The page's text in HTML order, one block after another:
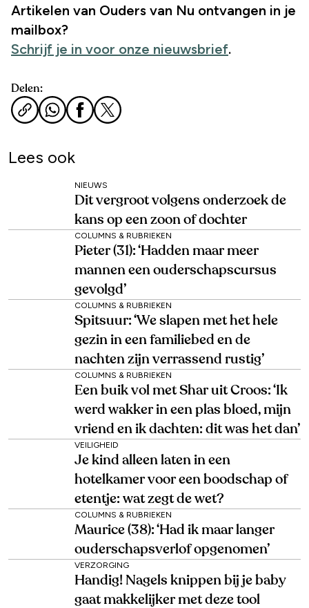
Artikelen van Ouders van Nu ontvangen in je
mailbox?
Schrijf je in voor onze nieuwsbrief.
Delen:
Lees ook
NIEUWS
Dit vergroot volgens onderzoek de
kans op een zoon of dochter
COLUMNS & RUBRIEKEN
Pieter (31): ‘Hadden maar meer
mannen een ouderschapscursus
gevolgd’
COLUMNS & RUBRIEKEN
Spitsuur: ‘We slapen met het hele
gezin in een familiebed en de
nachten zijn verrassend rustig’
COLUMNS & RUBRIEKEN
Een buik vol met Shar uit Croos: ‘Ik
werd wakker in een plas bloed, mijn
vriend en ik dachten: dit was het dan’
VEILIGHEID
Je kind alleen laten in een
hotelkamer voor een boodschap of
etentje: wat zegt de wet?
COLUMNS & RUBRIEKEN
Maurice (38): ‘Had ik maar langer
ouderschapsverlof opgenomen’
VERZORGING
Handig! Nagels knippen bij je baby
gaat makkelijker met deze tool